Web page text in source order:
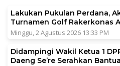
Lakukan Pukulan Perdana,
Turnamen Golf Rakerkonas
Minggu, 2 Agustus 2026 13:33 PM
Didampingi Wakil Ketua 1
Daeng Se’re Serahkan